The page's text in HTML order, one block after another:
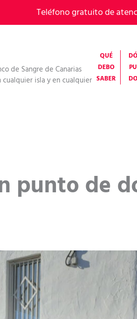
Teléfono gratuito de
de Sangre de Canarias
isla y en cualquier
QUÉ
DEBO
SABER
punto de